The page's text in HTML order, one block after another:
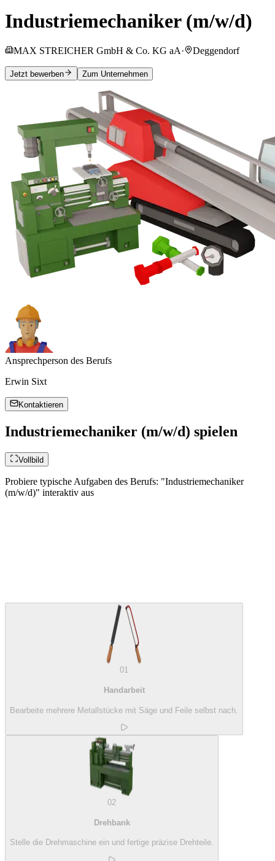
Industriemechaniker (m/w/d)
MAX STREICHER GmbH & Co. KG aA· Deggendorf
Jetzt bewerben Zum Unternehmen
Ansprechperson des Berufs
Erwin Sixt
Kontaktieren
Industriemechaniker (m/w/d) spielen
Vollbild
Probiere typische Aufgaben des Berufs: "Industriemechaniker
(m/w/d)" interaktiv aus
01
Handarbeit
Bearbeite mehrere Metallstücke mit Säge und Feile selbst nach.
02
Drehbank
Stelle die Drehmaschine ein und fertige präzise Drehteile.